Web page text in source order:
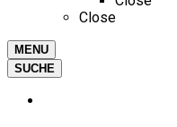
Close
MENU
SUCHE